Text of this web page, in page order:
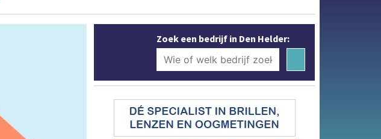
Zoek een bedrijf in Den Helder: